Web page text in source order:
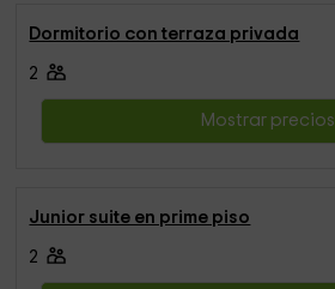
Dormitorio con terraza privada
2
Mostrar precios
Junior suite en prime piso
2